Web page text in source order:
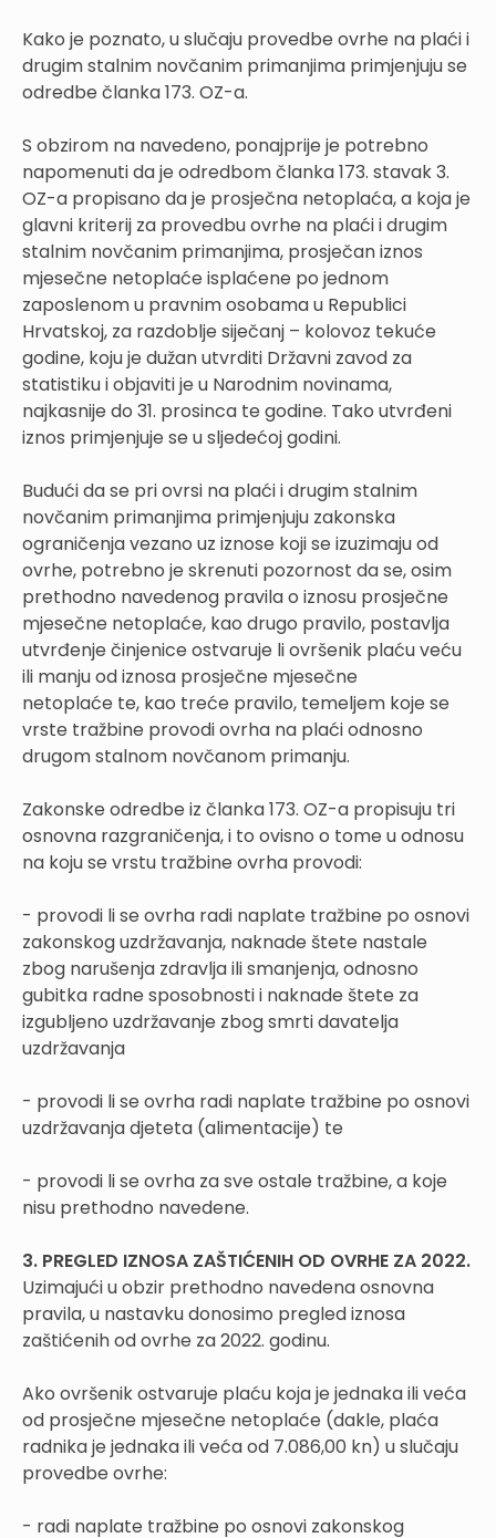
Kako je poznato, u slučaju provedbe ovrhe na plaći i
drugim stalnim novčanim primanjima primjenjuju se
odredbe članka 173. OZ-a.
S obzirom na navedeno, ponajprije je potrebno
napomenuti da je odredbom članka 173. stavak 3.
OZ-a propisano da je prosječna netoplaća, a koja je
glavni kriterij za provedbu ovrhe na plaći i drugim
stalnim novčanim primanjima, prosječan iznos
mjesečne netoplaće isplaćene po jednom
zaposlenom u pravnim osobama u Republici
Hrvatskoj, za razdoblje siječanj – kolovoz tekuće
godine, koju je dužan utvrditi Državni zavod za
statistiku i objaviti je u Narodnim novinama,
najkasnije do 31. prosinca te godine. Tako utvrđeni
iznos primjenjuje se u sljedećoj godini.
Budući da se pri ovrsi na plaći i drugim stalnim
novčanim primanjima primjenjuju zakonska
ograničenja vezano uz iznose koji se izuzimaju od
ovrhe, potrebno je skrenuti pozornost da se, osim
prethodno navedenog pravila o iznosu prosječne
mjesečne netoplaće, kao drugo pravilo, postavlja
utvrđenje činjenice ostvaruje li ovršenik plaću veću
ili manju od iznosa prosječne mjesečne
netoplaće te, kao treće pravilo, temeljem koje se
vrste tražbine provodi ovrha na plaći odnosno
drugom stalnom novčanom primanju.
Zakonske odredbe iz članka 173. OZ-a propisuju tri
osnovna razgraničenja, i to ovisno o tome u odnosu
na koju se vrstu tražbine ovrha provodi:
- provodi li se ovrha radi naplate tražbine po osnovi
zakonskog uzdržavanja, naknade štete nastale
zbog narušenja zdravlja ili smanjenja, odnosno
gubitka radne sposobnosti i naknade štete za
izgubljeno uzdržavanje zbog smrti davatelja
uzdržavanja
- provodi li se ovrha radi naplate tražbine po osnovi
uzdržavanja djeteta (alimentacije) te
- provodi li se ovrha za sve ostale tražbine, a koje
nisu prethodno navedene.
3. PREGLED IZNOSA ZAŠTIĆENIH OD OVRHE ZA 2022.
Uzimajući u obzir prethodno navedena osnovna
pravila, u nastavku donosimo pregled iznosa
zaštićenih od ovrhe za 2022. godinu.
Ako ovršenik ostvaruje plaću koja je jednaka ili veća
od prosječne mjesečne netoplaće (dakle, plaća
radnika je jednaka ili veća od 7.086,00 kn) u slučaju
provedbe ovrhe:
- radi naplate tražbine po osnovi zakonskog